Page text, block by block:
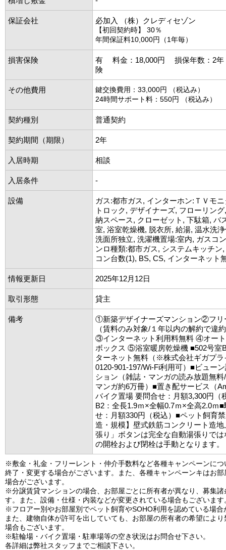
保証会社 必加入 （株）クレディセゾン
【初回契約時】 30％
年間保証料10,000円（1年毎）
損害保険
有 料金：18,000円 損保年数：2
険
その他費用
鍵交換費用：33,000円 （税込み）
24時間サポート料：550円 （税込み）
契約種別 普通契約
契約期間（期限） 2年
入居時期 相談
入居条件 -
設備
ガス:都市ガス, インターホン:ＴＶモ
トロック, デザイナーズ, フローリン
納スペース, クローゼット, 下駄箱, バ
室, 浴室乾燥機, 脱衣所, 給湯, 温水洗
洗面所独立, 洗濯機置場:室内, ガスコ
ンロ種類:都市ガス, システムキッチン
コン台数(1), BS, CS, インターネット
情報更新日 2025年12月12日
取引形態 貸主
備考
①新築デザイナーズマンション②フリ
（賃料のみ対象/１年以内の解約で違
③インターネット利用料無料 ④オー
ボックス ⑤浴室暖房乾燥機 ■502号室
ターネット無料（※株式会社ギガプラ
0120-901-197/Wi-Fi利用可）■ビュー
ション（雑誌・マンガの読み放題無
マンガ約6万冊）■置き配サービス（
バイク置場 要問合せ：月額3,300円（
B2：全長1.9ｍ×全幅0.7ｍ×全高2.0ｍ
せ：月額330円（税込）■ペット飼育
造・規模】壁式鉄筋コンクリート造
張り」ボタンは完全な自動湯張りで
の開栓および閉栓は手動となります。
※敷金・礼金・フリーレント・仲介手数料など各種キャンペーンにつ
終了・変更する場合がございます。また、各種キャンペーンキはお
場合がございます。
※分譲賃貸マンションの場合、お部屋ごとに所有者が異なり、募集諸
す。また、設備・仕様・内装などが変更されている場合もございます
※フロアー別やお部屋別でペット飼育やSOHO利用を認めている場合
また、建物自体が許可を出していても、お部屋の所有者の希望によ
場合もございます。
※駐輪場・バイク置場・駐車場等の空き状況はお問合せ下さい。
各詳細は弊社スタッフまでご相談下さい。